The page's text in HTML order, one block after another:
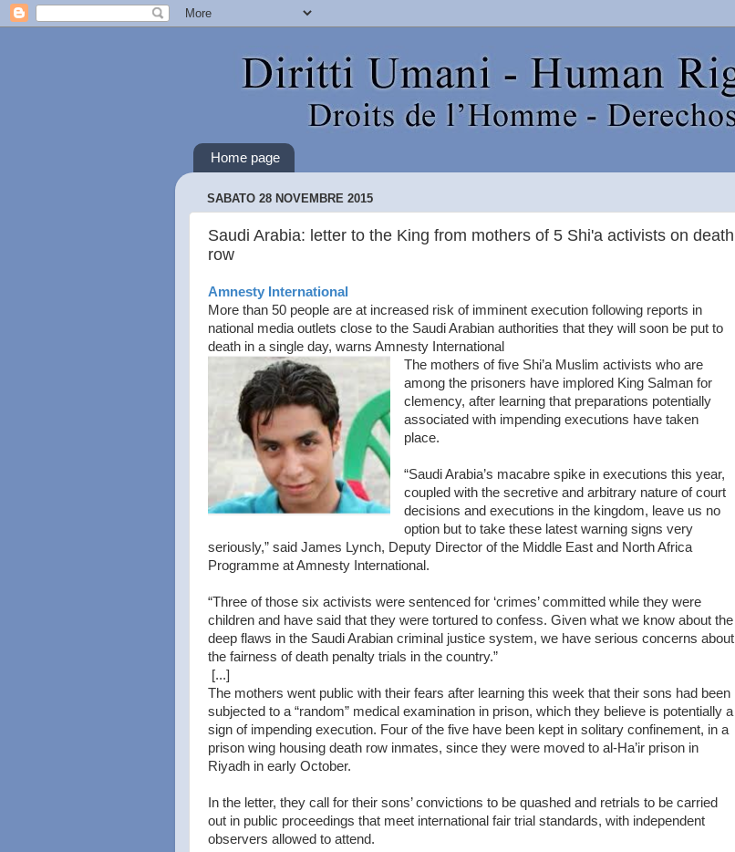
Home page
SABATO 28 NOVEMBRE 2015
Saudi Arabia: letter to the King from mothers of 5 Shi'a activists on death
row
Amnesty International
More than 50 people are at increased risk of imminent execution following reports in
national media outlets close to the Saudi Arabian authorities that they will soon be put to
death in a single day, warns Amnesty International
The mothers of five Shi’a Muslim activists who are
among the prisoners have implored King Salman for
clemency, after learning that preparations potentially
associated with impending executions have taken
place.
“Saudi Arabia’s macabre spike in executions this year,
coupled with the secretive and arbitrary nature of court
decisions and executions in the kingdom, leave us no
option but to take these latest warning signs very
seriously,” said James Lynch, Deputy Director of the Middle East and North Africa
Programme at Amnesty International.
“Three of those six activists were sentenced for ‘crimes’ committed while they were
children and have said that they were tortured to confess. Given what we know about the
deep flaws in the Saudi Arabian criminal justice system, we have serious concerns about
the fairness of death penalty trials in the country.”
[...]
The mothers went public with their fears after learning this week that their sons had been
subjected to a “random” medical examination in prison, which they believe is potentially a
sign of impending execution. Four of the five have been kept in solitary confinement, in a
prison wing housing death row inmates, since they were moved to al-Ha’ir prison in
Riyadh in early October.
In the letter, they call for their sons’ convictions to be quashed and retrials to be carried
out in public proceedings that meet international fair trial standards, with independent
observers allowed to attend.